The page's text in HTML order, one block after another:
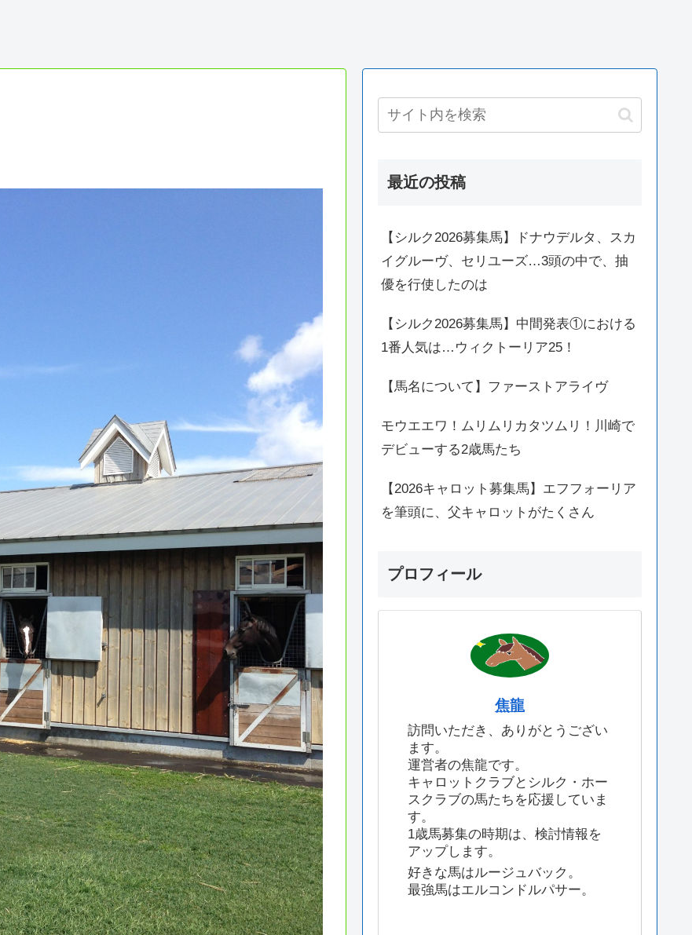
最近の投稿
【シルク2026募集馬】ドナウデルタ、スカ
イグルーヴ、セリユーズ…3頭の中で、抽
優を行使したのは
【シルク2026募集馬】中間発表①における
1番人気は…ウィクトーリア25！
【馬名について】ファーストアライヴ
モウエエワ！ムリムリカタツムリ！川崎で
デビューする2歳馬たち
【2026キャロット募集馬】エフフォーリア
を筆頭に、父キャロットがたくさん
プロフィール
焦龍
訪問いただき、ありがとうござい
ます。
運営者の焦龍です。
キャロットクラブとシルク・ホー
スクラブの馬たちを応援していま
す。
1歳馬募集の時期は、検討情報を
アップします。
好きな馬はルージュバック。
最強馬はエルコンドルパサー。